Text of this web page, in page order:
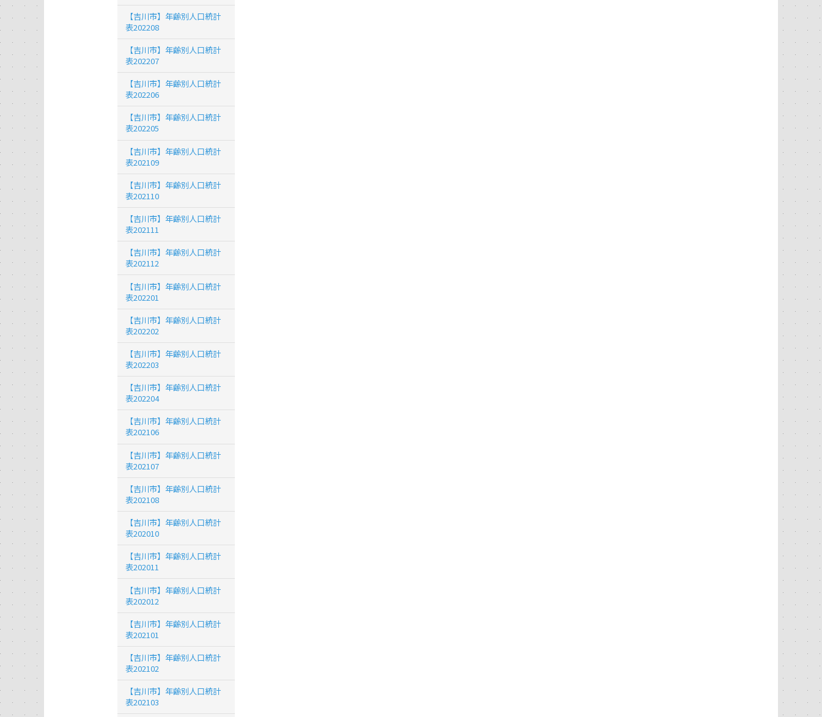
【吉川市】年齢別人口統計
表202208
【吉川市】年齢別人口統計
表202207
【吉川市】年齢別人口統計
表202206
【吉川市】年齢別人口統計
表202205
【吉川市】年齢別人口統計
表202109
【吉川市】年齢別人口統計
表202110
【吉川市】年齢別人口統計
表202111
【吉川市】年齢別人口統計
表202112
【吉川市】年齢別人口統計
表202201
【吉川市】年齢別人口統計
表202202
【吉川市】年齢別人口統計
表202203
【吉川市】年齢別人口統計
表202204
【吉川市】年齢別人口統計
表202106
【吉川市】年齢別人口統計
表202107
【吉川市】年齢別人口統計
表202108
【吉川市】年齢別人口統計
表202010
【吉川市】年齢別人口統計
表202011
【吉川市】年齢別人口統計
表202012
【吉川市】年齢別人口統計
表202101
【吉川市】年齢別人口統計
表202102
【吉川市】年齢別人口統計
表202103